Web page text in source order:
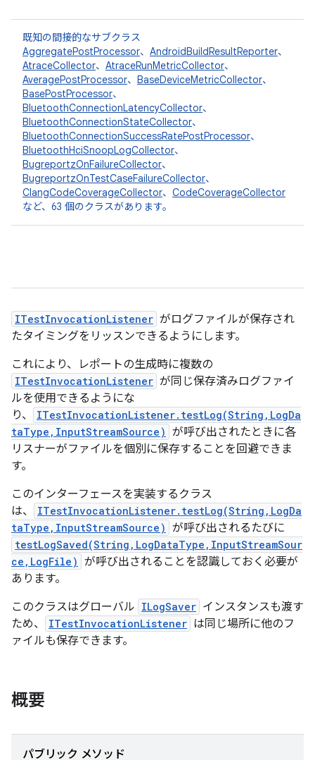
既知の間接的なサブクラス
AggregatePostProcessor、 AndroidBuildResultReporter、
AtraceCollector、 AtraceRunMetricCollector、
AveragePostProcessor、 BaseDeviceMetricCollector、
BasePostProcessor、
BluetoothConnectionLatencyCollector、
BluetoothConnectionStateCollector、
BluetoothConnectionSuccessRatePostProcessor、
BluetoothHciSnoopLogCollector、
BugreportzOnFailureCollector、
BugreportzOnTestCaseFailureCollector、
ClangCodeCoverageCollector、 CodeCoverageCollector
など、63 個のクラスがあります。
ITestInvocationListener がログファイルが保存され
たタイミングをリッスンできるようにします。
これにより、レポートの生成時に複数の
ITestInvocationListener が同じ保存済みログファイ
ルを使用できるようにな
り、
ITestInvocationListener.testLog(String,LogDa
taType,InputStreamSource) が呼び出されたときに各
リスナーがファイルを個別に保存することを回避できま
す。
このインターフェースを実装するクラス
は、
ITestInvocationListener.testLog(String,LogDa
taType,InputStreamSource) が呼び出されるたびに
testLogSaved(String,LogDataType,InputStreamSour
ce,LogFile) が呼び出されることを認識しておく必要が
あります。
このクラスはグローバル ILogSaver インスタンスも渡す
ため、
ITestInvocationListener は同じ場所に他のフ
ァイルも保存できます。
概要
パブリック メソッド